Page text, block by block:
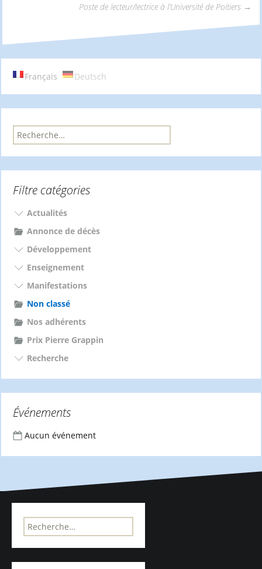
Navigation
des
articles
Poste de lecteur/lectrice à l’Université de Poitiers →
Français Deutsch
R
e
r
h
r
Filtre catégories
Actualités
Annonce de décès
Développement
Enseignement
Manifestations
Non classé
Nos adhérents
Prix Pierre Grappin
Recherche
Événements
Aucun événement
R
e
c